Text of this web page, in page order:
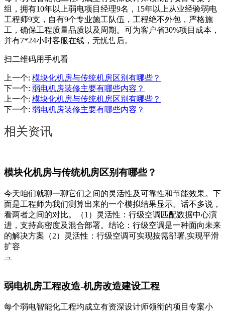
组，拥有10年以上弱电项目经理9名，15年以上从业经验弱电
工程师9支，自有9个专业施工队伍，工程绝不外包，严格施
工，确保工程质量品质以及周期。可为客户省30%项目成本，
并有7*24小时客服在线，无忧售后。
扫二维码用手机看
上一个: 模块化机房与传统机房区别有哪些？
下一个: 弱电机房装修主要有哪些内容？
上一个: 模块化机房与传统机房区别有哪些？
下一个: 弱电机房装修主要有哪些内容？
相关资讯
模块化机房与传统机房区别有哪些？
今天咱们就聊一聊它们之间的灵活性及可靠性和节能效果。下
面是工程师为我们测算出来的一个模拟结果显示。话不多说，
看两者之间的对比。（1）灵活性：行级空调匹配数据中心演
进，支持高密度及混合部署。结论：行级空调是一种面向未来
的解决方案（2）灵活性：行级空调可实现按需部署,实现平滑
扩容
→
弱电机房工程改造-机房改造建设工程
每个弱电智能化工程均成立有资深设计师领衔的项目专案小